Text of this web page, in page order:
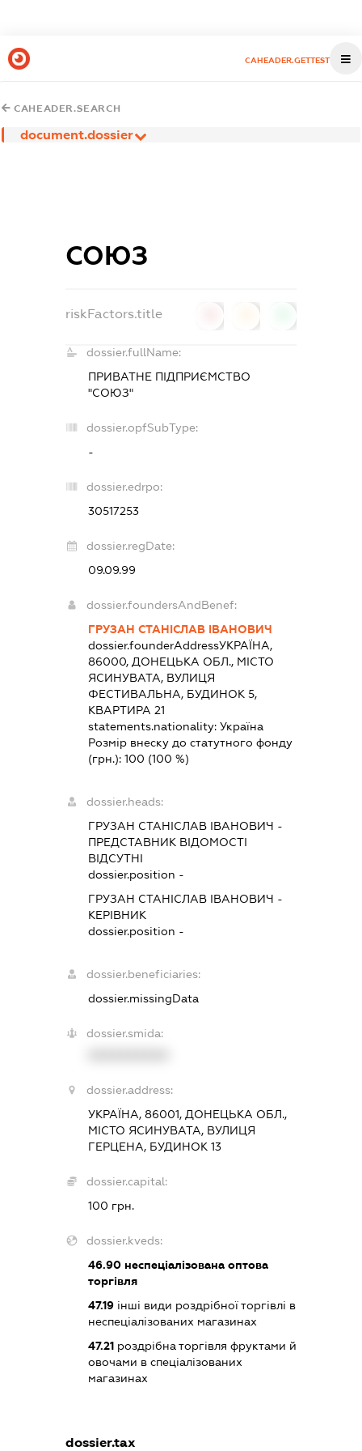
CAHEADER.GETTEST
CAHEADER.SEARCH
document.dossier
СОЮЗ
riskFactors.title
dossier.fullName:
ПРИВАТНЕ ПІДПРИЄМСТВО
"СОЮЗ"
dossier.opfSubType:
-
dossier.edrpo:
30517253
dossier.regDate:
09.09.99
dossier.foundersAndBenef:
ГРУЗАН СТАНІСЛАВ ІВАНОВИЧ
dossier.founderAddressУКРАЇНА,
86000, ДОНЕЦЬКА ОБЛ., МІСТО
ЯСИНУВАТА, ВУЛИЦЯ
ФЕСТИВАЛЬНА, БУДИНОК 5,
КВАРТИРА 21
statements.nationality: Україна
Розмір внеску до статутного фонду
(грн.): 100 (100 %)
dossier.heads:
ГРУЗАН СТАНІСЛАВ ІВАНОВИЧ -
ПРЕДСТАВНИК ВІДОМОСТІ
ВІДСУТНІ
dossier.position -
ГРУЗАН СТАНІСЛАВ ІВАНОВИЧ -
КЕРІВНИК
dossier.position -
dossier.beneficiaries:
dossier.missingData
dossier.smida:
dossier.address:
УКРАЇНА, 86001, ДОНЕЦЬКА ОБЛ.,
МІСТО ЯСИНУВАТА, ВУЛИЦЯ
ГЕРЦЕНА, БУДИНОК 13
dossier.capital:
100 грн.
dossier.kveds:
46.90неспеціалізована оптова
торгівля
47.19інші види роздрібної торгівлі в
неспеціалізованих магазинах
47.21роздрібна торгівля фруктами й
овочами в спеціалізованих
магазинах
dossier.tax